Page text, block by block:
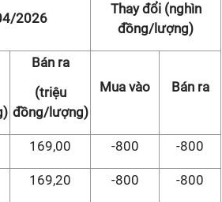
2026
Thay đổi (nghìn
đồng/lượng)
Bán ra
(triệu
đồng/lượng)
Mua vào Bán ra
169,00 -800 -800
169,20 -800 -800